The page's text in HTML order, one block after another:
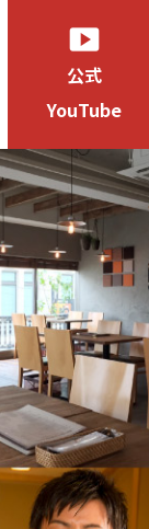
smart_display
公式
YouTube